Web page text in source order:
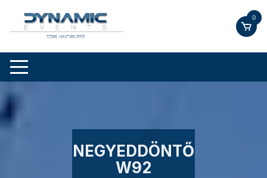
content
0
NEGYEDDÖNTŐ
W92